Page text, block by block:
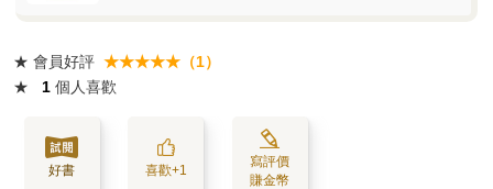
★ 會員好評 ★★★★★（1）
★
1 個人喜歡
好書 喜歡+1
寫評價
賺金幣